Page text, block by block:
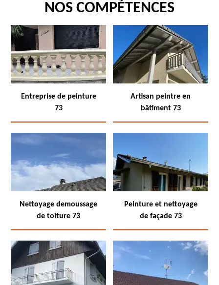
NOS COMPÉTENCES
Entreprise de peinture
73
Artisan peintre en
bâtiment 73
Nettoyage demoussage
de toiture 73
Peinture et nettoyage
de façade 73